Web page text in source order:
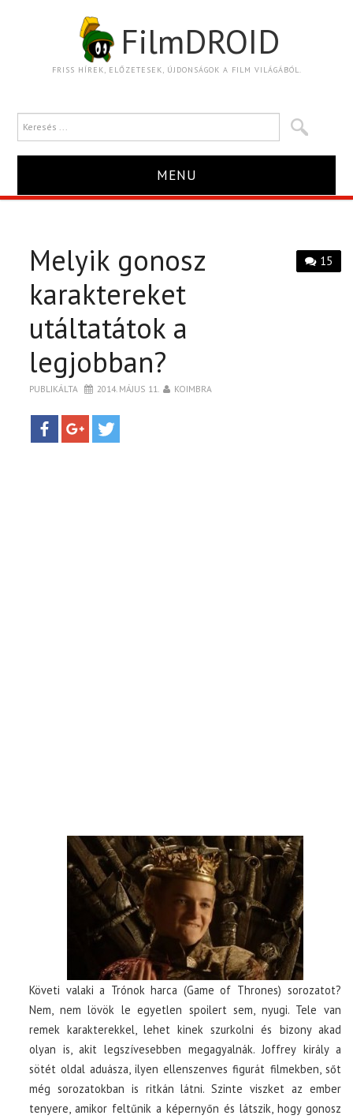
FilmDROID
FRISS HÍREK, ELŐZETESEK, ÚJDONSÁGOK A FILM VILÁGÁBÓL.
MENU
TRAILER
KRITIKA
TOP10
KULISSZA
15
Melyik gonosz
karaktereket
utáltatátok a
legjobban?
PUBLIKÁLTA 2014. MÁJUS 11. KOIMBRA
Követi valaki a Trónok harca (Game of Thrones) sorozatot?
Nem, nem lövök le egyetlen spoilert sem, nyugi. Tele van
remek karakterekkel, lehet kinek szurkolni és bizony akad
olyan is, akit legszívesebben megagyalnák. Joffrey király a
sötét oldal aduásza, ilyen ellenszenves figurát filmekben, sőt
még sorozatokban is ritkán látni. Szinte viszket az ember
tenyere, amikor feltűnik a képernyőn és látszik, hogy gonosz